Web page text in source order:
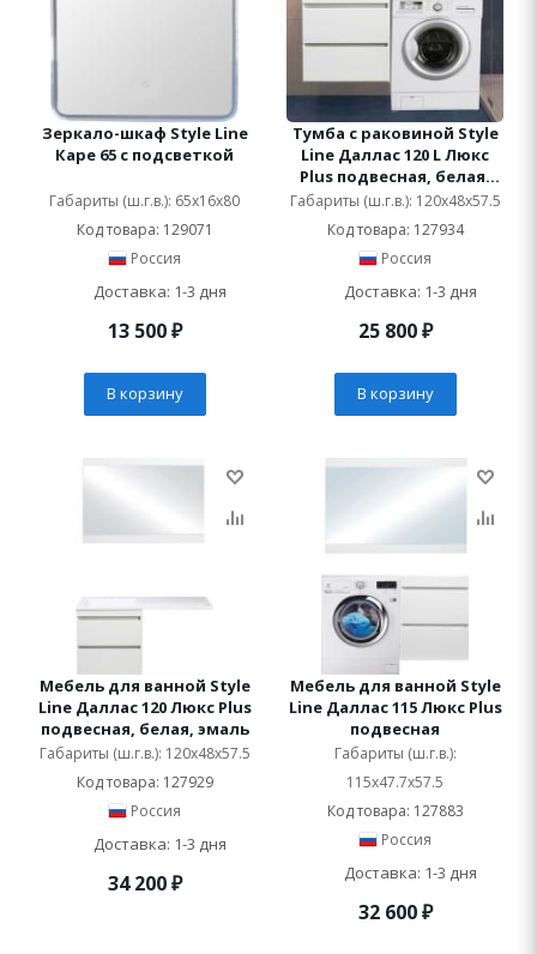
Зеркало-шкаф Style Line
Каре 65 с подсветкой
Габариты (ш.г.в.): 65x16x80
Код товара: 129071
Россия
Доставка: 1-3 дня
13 500₽
В корзину
Тумба с раковиной Style
Line Даллас 120 L Люкс
Plus подвесная, белая,
эмаль
Габариты (ш.г.в.): 120x48x57.5
Код товара: 127934
Россия
Доставка: 1-3 дня
25 800₽
В корзину
Мебель для ванной Style
Line Даллас 120 Люкс Plus
подвесная, белая, эмаль
Габариты (ш.г.в.): 120x48x57.5
Код товара: 127929
Россия
Доставка: 1-3 дня
34 200₽
Мебель для ванной Style
Line Даллас 115 Люкс Plus
подвесная
Габариты (ш.г.в.):
115x47.7x57.5
Код товара: 127883
Россия
Доставка: 1-3 дня
32 600₽